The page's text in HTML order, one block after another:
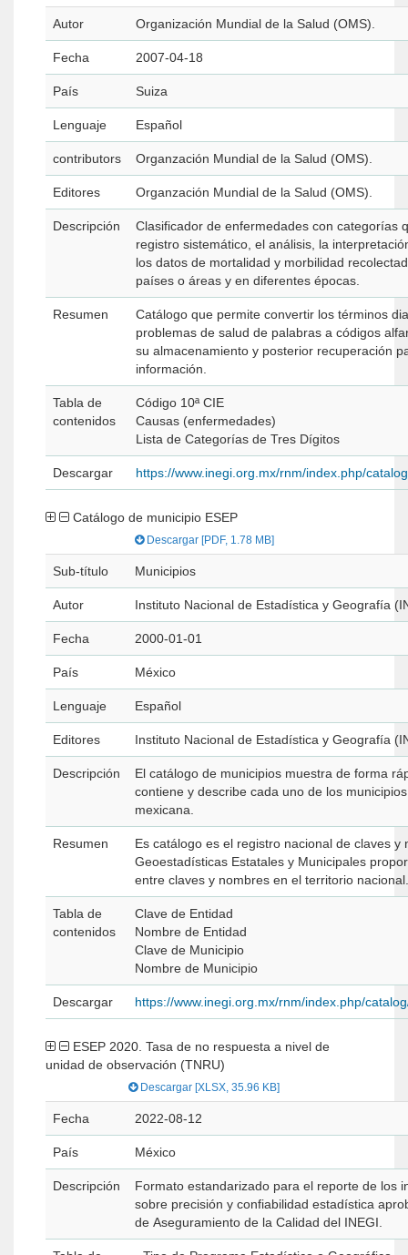
Autor Organización Mundial de la Salud (OMS).
Fecha 2007-04-18
País Suiza
Lenguaje Español
contributors Organzación Mundial de la Salud (OMS).
Editores Organzación Mundial de la Salud (OMS).
Descripción
Clasificador de enfermedades con categorías
registro sistemático, el análisis, la
los datos de mortalidad y morbilidad
países o áreas y en diferentes épocas.
Resumen
Catálogo que permite convertir los términos
problemas de salud de palabras a códigos
su almacenamiento y posterior recuperación
información.
Tabla de
contenidos
Código 10ª CIE
Causas (enfermedades)
Lista de Categorías de Tres Dígitos
Descargar https://www.inegi.org.mx/rnm/index.php/
Catálogo de municipio ESEP
Descargar [PDF, 1.78 MB]
Sub-título Municipios
Autor Instituto Nacional de Estadística y Geografía
Fecha 2000-01-01
País México
Lenguaje Español
Editores Instituto Nacional de Estadística y Geografía
Descripción
El catálogo de municipios muestra de forma
contiene y describe cada uno de los
mexicana.
Resumen
Es catálogo es el registro nacional de claves y
Geoestadísticas Estatales y Municipales
entre claves y nombres en el territorio nacional.
Tabla de
contenidos
Clave de Entidad
Nombre de Entidad
Clave de Municipio
Nombre de Municipio
Descargar https://www.inegi.org.mx/rnm/index.php/
unidad de observación (TNRU)
Descargar [XLSX, 35.96 KB]
Fecha 2022-08-12
País México
Descripción
Formato estandarizado para el reporte de los
sobre precisión y confiabilidad estadística
de Aseguramiento de la Calidad del INEGI.